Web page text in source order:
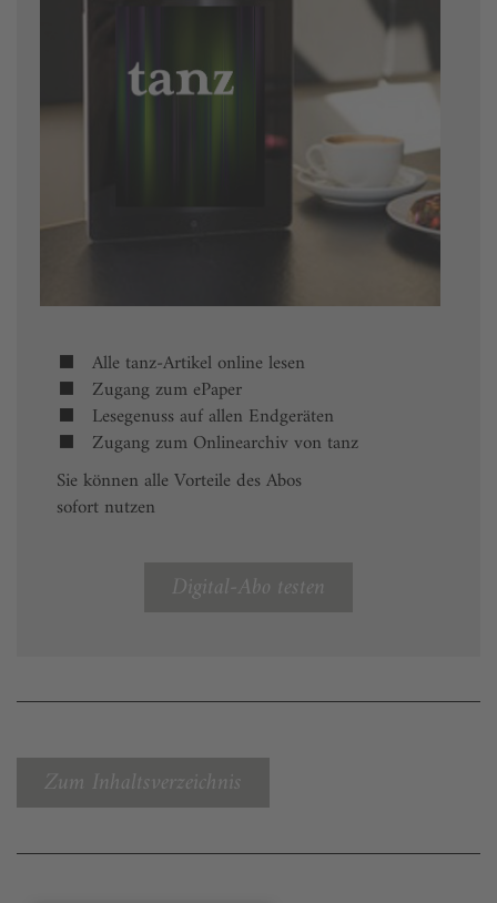
Alle tanz-Artikel online lesen
Zugang zum ePaper
Lesegenuss auf allen Endgeräten
Zugang zum Onlinearchiv von tanz
Sie können alle Vorteile des Abos
sofort nutzen
Digital-Abo testen
Zum Inhaltsverzeichnis